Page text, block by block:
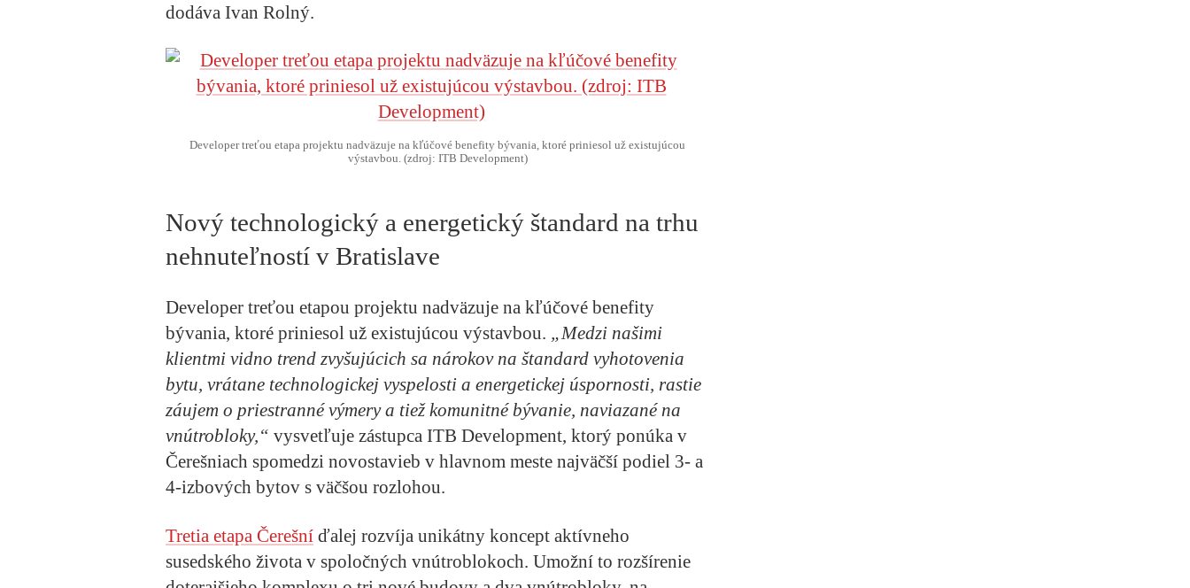
dodáva Ivan Rolný.
Developer treťou etapa projektu nadväzuje na kľúčové benefity bývania, ktoré priniesol už existujúcou
výstavbou. (zdroj: ITB Development)
Nový technologický a energetický štandard na trhu
nehnuteľností v Bratislave
Developer treťou etapou projektu nadväzuje na kľúčové benefity
bývania, ktoré priniesol už existujúcou výstavbou. „Medzi našimi
klientmi vidno trend zvyšujúcich sa nárokov na štandard vyhotovenia
bytu, vrátane technologickej vyspelosti a energetickej úspornosti, rastie
záujem o priestranné výmery a tiež komunitné bývanie, naviazané na
vnútrobloky,“ vysvetľuje zástupca ITB Development, ktorý ponúka v
Čerešniach spomedzi novostavieb v hlavnom meste najväčší podiel 3- a
4-izbových bytov s väčšou rozlohou.
Tretia etapa Čerešní ďalej rozvíja unikátny koncept aktívneho
susedského života v spoločných vnútroblokoch. Umožní to rozšírenie